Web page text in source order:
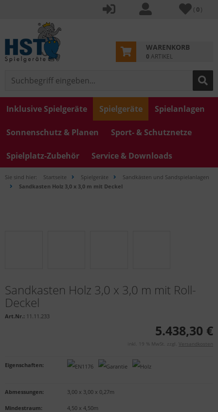
( 0)
WARENKORB
0 ARTIKEL
Inklusive Spielgeräte Spielgeräte Spielanlagen
Sonnenschutz & Planen Sport- & Schutznetze
Spielplatz-Zubehör Service & Downloads
Sie sind hier: Startseite Spielgeräte
Sandkästen und Sandspielanlagen
Sandkasten Holz 3,0 x 3,0 m mit Deckel
Sandkasten Holz 3,0 x 3,0 m mit Roll-
Deckel
Art.Nr.: 11.11.233
5.438,30 €
inkl. 19 % MwSt. zzgl. Versandkosten
Eigenschaften:
Abmessungen: 3,00 x 3,00 x 0,27m
Mindestraum: 4,50 x 4,50m